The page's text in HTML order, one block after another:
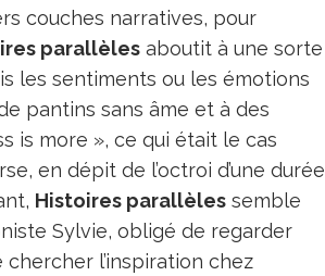
couches narratives, pour
parallèles aboutit à une sorte
les sentiments ou les émotions
pantins sans âme et à des
is more », ce qui était le cas
en dépit de l’octroi d’une durée
Histoires parallèles semble
Sylvie, obligé de regarder
l’inspiration chez